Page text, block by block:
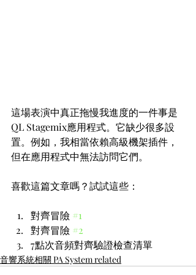
這場表演中真正拖慢我進度的一件事是
QL Stagemix應用程式。它缺少很多設
置。例如，我相當依賴高級機架插件，
但在應用程式中無法訪問它們。
喜歡這篇文章嗎？試試這些：
對齊冒險 #1
對齊冒險 #2
7點次音頻對齊驗證檢查清單
音響系統相關 PA System related